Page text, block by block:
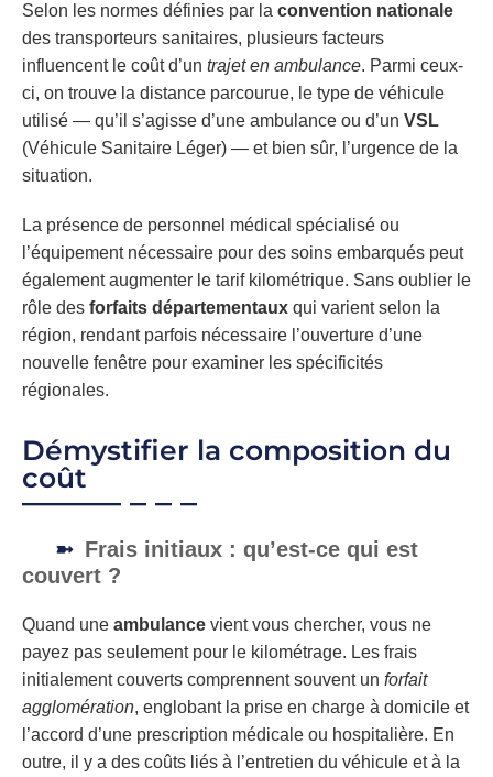
Selon les normes définies par la convention nationale
des transporteurs sanitaires, plusieurs facteurs
influencent le coût d’un trajet en ambulance. Parmi ceux-
ci, on trouve la distance parcourue, le type de véhicule
utilisé — qu’il s’agisse d’une ambulance ou d’un VSL
(Véhicule Sanitaire Léger) — et bien sûr, l’urgence de la
situation.
La présence de personnel médical spécialisé ou
l’équipement nécessaire pour des soins embarqués peut
également augmenter le tarif kilométrique. Sans oublier le
rôle des forfaits départementaux qui varient selon la
région, rendant parfois nécessaire l’ouverture d’une
nouvelle fenêtre pour examiner les spécificités
régionales.
Démystifier la composition du
coût
Frais initiaux : qu’est-ce qui est
couvert ?
Quand une ambulance vient vous chercher, vous ne
payez pas seulement pour le kilométrage. Les frais
initialement couverts comprennent souvent un forfait
agglomération, englobant la prise en charge à domicile et
l’accord d’une prescription médicale ou hospitalière. En
outre, il y a des coûts liés à l’entretien du véhicule et à la